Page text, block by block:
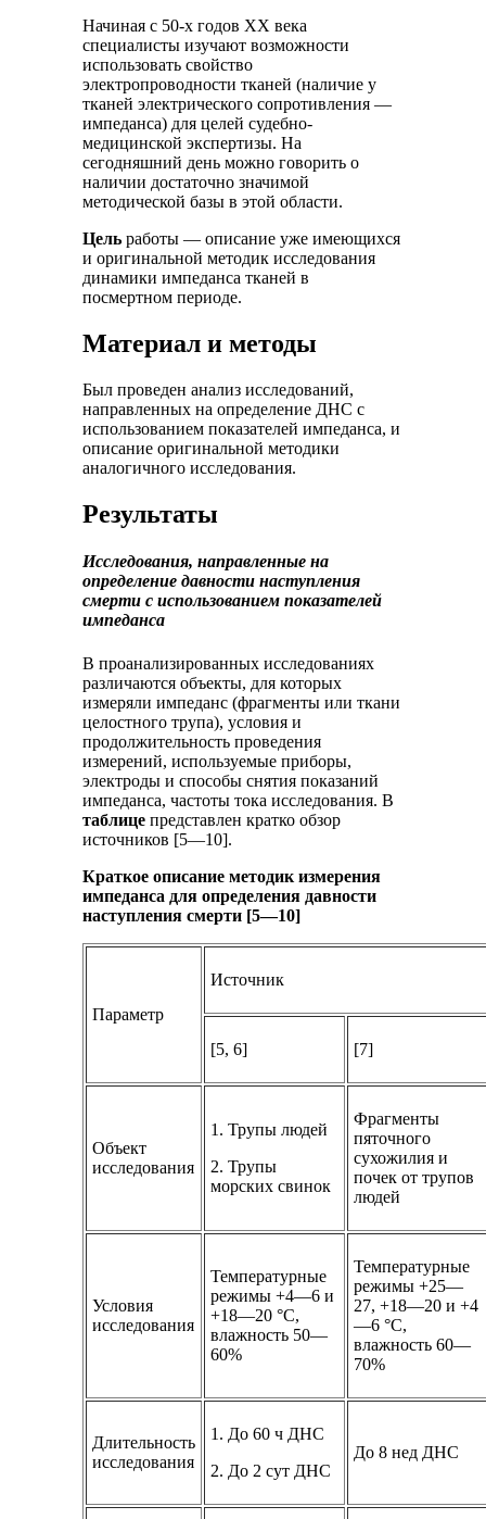
Начиная с 50-х годов XX века
специалисты изучают возможности
использовать свойство
электропроводности тканей (наличие у
тканей электрического сопротивления —
импеданса) для целей судебно-
медицинской экспертизы. На
сегодняшний день можно говорить о
наличии достаточно значимой
методической базы в этой области.
Цель работы — описание уже имеющихся
и оригинальной методик исследования
динамики импеданса тканей в
посмертном периоде.
Материал и методы
Был проведен анализ исследований,
направленных на определение ДНС с
использованием показателей импеданса, и
описание оригинальной методики
аналогичного исследования.
Результаты
Исследования, направленные на
определение давности наступления
смерти с использованием показателей
импеданса
В проанализированных исследованиях
различаются объекты, для которых
измеряли импеданс (фрагменты или ткани
целостного трупа), условия и
продолжительность проведения
измерений, используемые приборы,
электроды и способы снятия показаний
импеданса, частоты тока исследования. В
таблице представлен кратко обзор
источников [5—10].
Краткое описание методик измерения
импеданса для определения давности
наступления смерти [5—10]
Параметр
Источник
[5, 6] [7]
Объект
исследования
1. Трупы людей
2. Трупы
морских свинок
Фрагменты
пяточного
сухожилия и
почек от трупов
людей
Условия
исследования
Температурные
режимы +4—6 и
+18—20 °C,
влажность 50—
60%
Температурные
режимы +25—
27, +18—20 и +4
—6 °C,
влажность 60—
70%
Длительность
исследования
1. До 60 ч ДНС
2. До 2 сут ДНС
До 8 нед ДНС